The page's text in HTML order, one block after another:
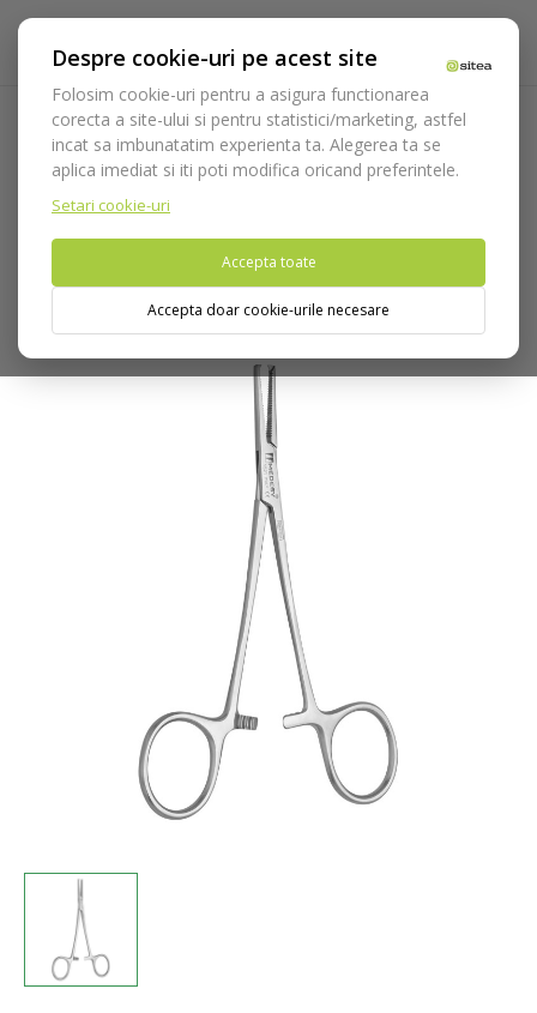
Despre cookie-uri pe acest site
Folosim cookie-uri pentru a asigura functionarea
corecta a site-ului si pentru statistici/marketing, astfel
incat sa imbunatatim experienta ta. Alegerea ta se
aplica imediat si iti poti modifica oricand preferintele.
Setari cookie-uri
Accepta toate
Accepta doar cookie-urile necesare
Acasa Instrumentar Chirurgie si implantologie
Pean
Pense Pean Medesy
Pensa hemostatica Halstead
Mosquito cod 1521
Nu puteti plasa comenzi din tara din care accesati website-ul
(United States).